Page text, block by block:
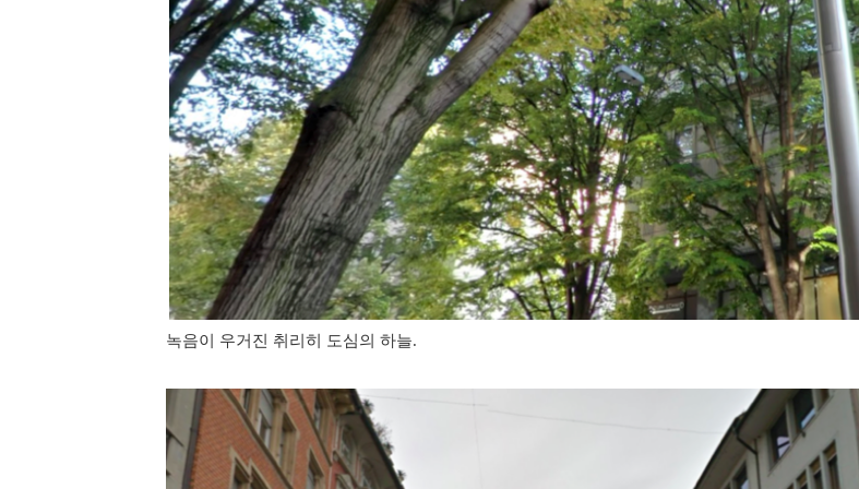
녹음이 우거진 취리히 도심의 하늘.